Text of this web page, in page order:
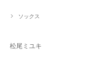
ソックス
松尾ミユキ